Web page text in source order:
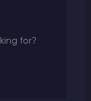
for?